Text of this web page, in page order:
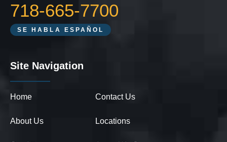
718-665-7700
SE HABLA ESPAÑOL
Site Navigation
Home
About Us
Contact Us
Locations